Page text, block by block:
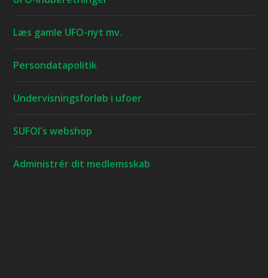
Læs gamle UFO-nyt mv.
Persondatapolitik
Undervisningsforløb i ufoer
SUFOI's webshop
Administrér dit medlemsskab